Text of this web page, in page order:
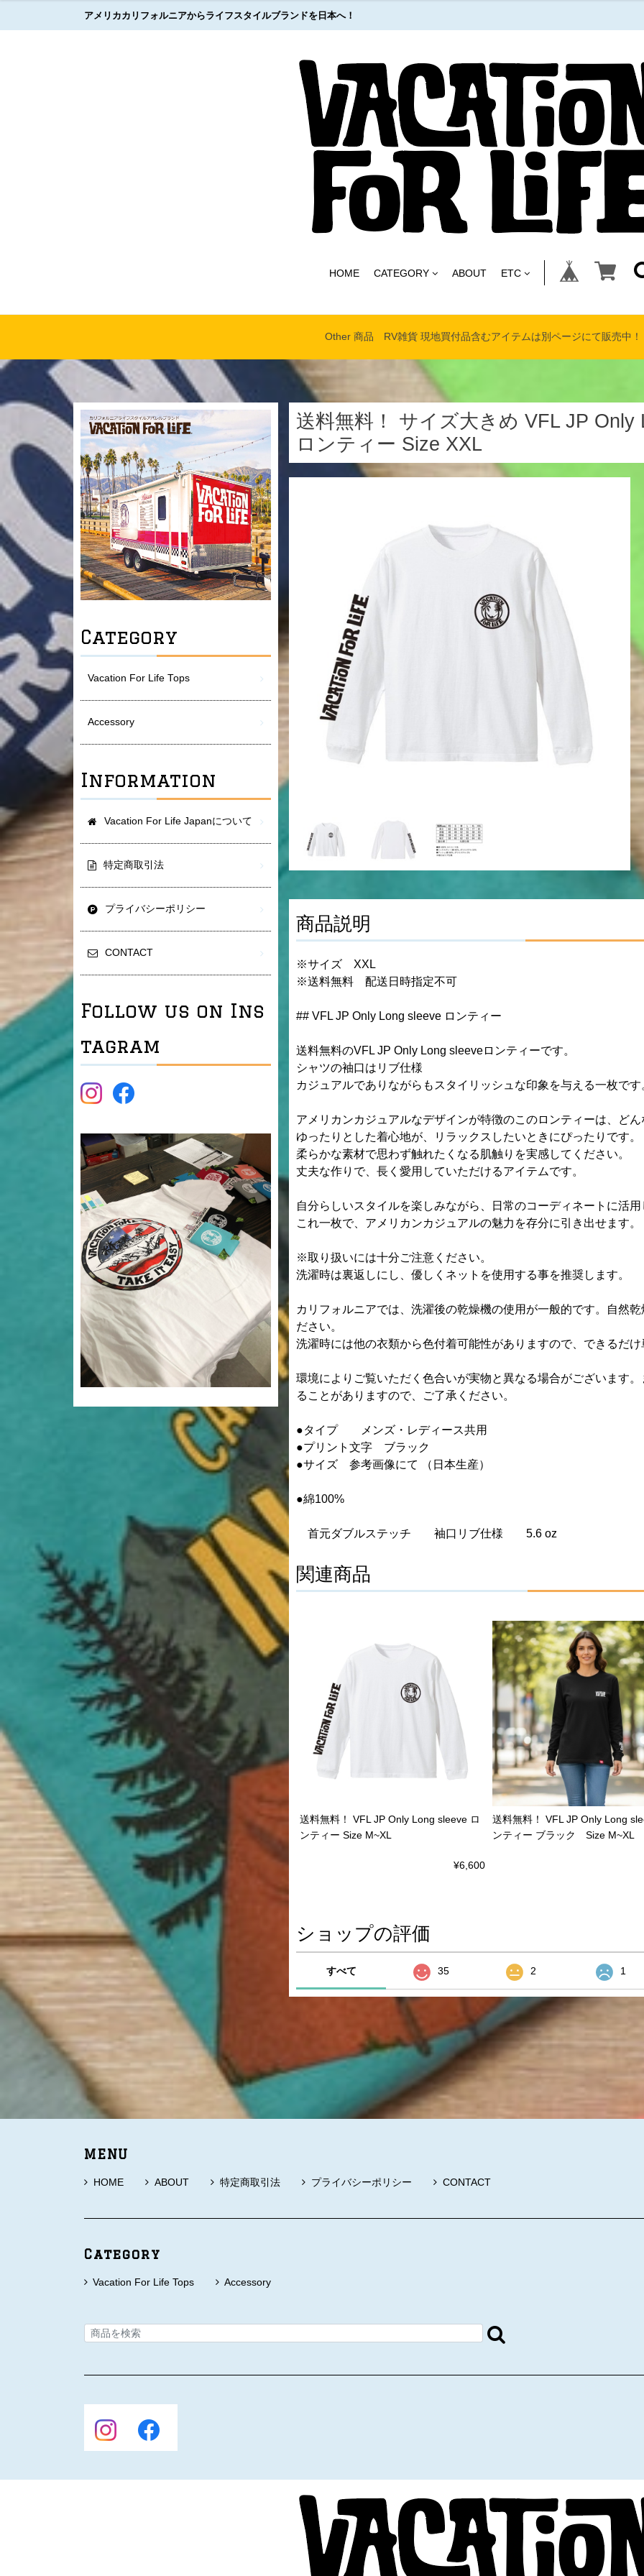
アメリカカリフォルニアからライフスタイルブランドを日本へ！
HOME CATEGORY ABOUT ETC
Other 商品 RV雑貨 現地買付品含むアイテムは別ページにて販売中！
送料無料！ サイズ大きめ VFL JP
ロンティー Size XXL
商品説明
※サイズ XXL
※送料無料 配送日時指定不可
## VFL JP Only Long sleeve ロンティー
送料無料のVFL JP Only Long sleeveロンティーです。
シャツの袖口はリブ仕様
カジュアルでありながらもスタイリッシュな印象を与える一枚です
アメリカンカジュアルなデザインが特徴のこのロンティーは、ど
ゆったりとした着心地が、リラックスしたいときにぴったりです。
柔らかな素材で思わず触れたくなる肌触りを実感してください。
丈夫な作りで、長く愛用していただけるアイテムです。
自分らしいスタイルを楽しみながら、日常のコーディネートに活
これ一枚で、アメリカンカジュアルの魅力を存分に引き出せます。
※取り扱いには十分ご注意ください。
洗濯時は裏返しにし、優しくネットを使用する事を推奨します。
カリフォルニアでは、洗濯後の乾燥機の使用が一般的です。自然
ださい。
洗濯時には他の衣類から色付着可能性がありますので、できるだ
環境によりご覧いただく色合いが実物と異なる場合がございます
ることがありますので、ご了承ください。
●タイプ メンズ・レディース共用
●プリント文字 ブラック
●サイズ 参考画像にて （日本生産）
●綿100%
首元ダブルステッチ 袖口リブ仕様 5.6 oz
関連商品
送料無料！ VFL JP Only Long sleeve ロ
ンティー Size M~XL
¥6,600
送料無料！ VFL JP Only Long
ンティー ブラック Size M~XL
ショップの評価
すべて 35 2 1
Category
Vacation For Life Tops
Accessory
Information
Vacation For Life Japanについて
特定商取引法
プライバシーポリシー
CONTACT
Follow us on Ins
tagram
MENU
HOME ABOUT 特定商取引法 プライバシーポリシー CONTACT
Category
Vacation For Life Tops Accessory